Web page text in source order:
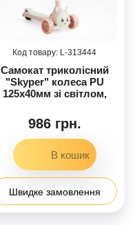
313444
Самокат триколісний
"Skyper" колеса PU
125х40мм зі світлом,
підсвічування
платформи, кермо
складне /6/
986 грн.
Швидке замовлення